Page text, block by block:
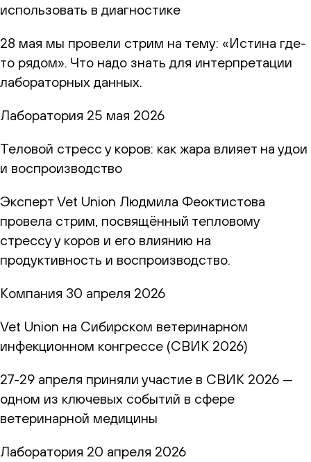
использовать в диагностике
28 мая мы провели стрим на тему: «Истина где-
то рядом». Что надо знать для интерпретации
лабораторных данных.
Лаборатория 25 мая 2026
Теловой стресс у коров: как жара влияет на удои
и воспроизводство
Эксперт Vet Union Людмила Феоктистова
провела стрим, посвящённый тепловому
стрессу у коров и его влиянию на
продуктивность и воспроизводство.
Компания 30 апреля 2026
Vet Union на Сибирском ветеринарном
инфекционном конгрессе (СВИК 2026)
27-29 апреля приняли участие в СВИК 2026 —
одном из ключевых событий в сфере
ветеринарной медицины
Лаборатория 20 апреля 2026